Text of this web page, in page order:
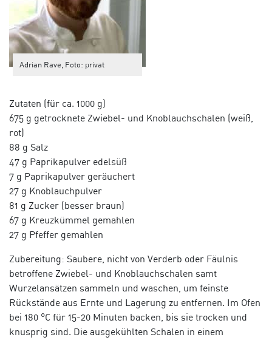
Adrian Rave, Foto: privat
Zutaten (für ca. 1000 g)
675 g getrocknete Zwiebel- und Knoblauchschalen (weiß,
rot)
88 g Salz
47 g Paprikapulver edelsüß
7 g Paprikapulver geräuchert
27 g Knoblauchpulver
81 g Zucker (besser braun)
67 g Kreuzkümmel gemahlen
27 g Pfeffer gemahlen
Zubereitung: Saubere, nicht von Verderb oder Fäulnis
betroffene Zwiebel- und Knoblauchschalen samt
Wurzelansätzen sammeln und waschen, um feinste
Rückstände aus Ernte und Lagerung zu entfernen. Im Ofen
bei 180 °C für 15-20 Minuten backen, bis sie trocken und
knusprig sind. Die ausgekühlten Schalen in einem